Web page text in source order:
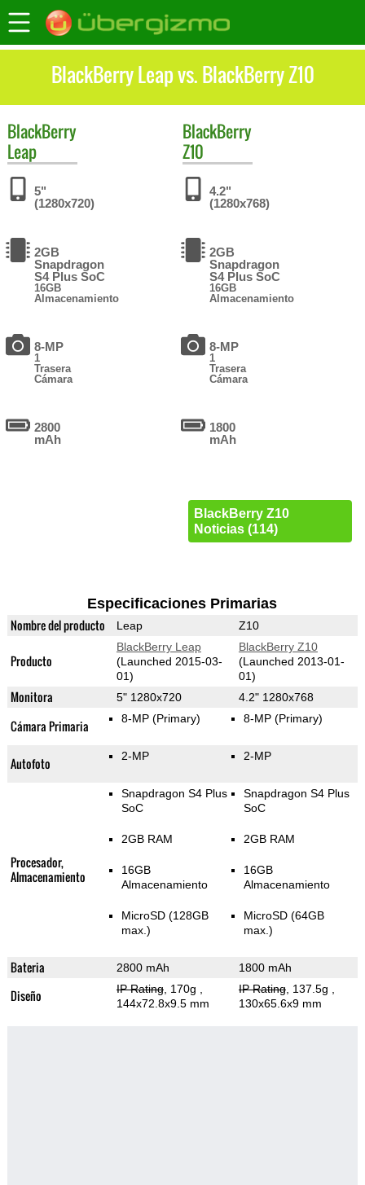
BlackBerry Leap vs. BlackBerry Z10
BlackBerry
Leap
5"
(1280x720)
2GB
Snapdragon
S4 Plus SoC
16GB
Almacenamiento
8-MP
1
Trasera
Cámara
2800
mAh
BlackBerry
Z10
4.2"
(1280x768)
2GB
Snapdragon
S4 Plus SoC
16GB
Almacenamiento
8-MP
1
Trasera
Cámara
1800
mAh
BlackBerry Z10
Noticias (114)
Especificaciones Primarias
Nombre del producto Leap Z10
Producto
BlackBerry Leap
(Launched 2015-03-
01)
BlackBerry Z10
(Launched 2013-01-
01)
Monitora 5" 1280x720 4.2" 1280x768
Cámara Primaria 8-MP (Primary) 8-MP (Primary)
Autofoto 2-MP 2-MP
Procesador,
Almacenamiento
Snapdragon S4 Plus
SoC
2GB RAM
16GB
Almacenamiento
MicroSD (128GB
max.)
Snapdragon S4 Plus
SoC
2GB RAM
16GB
Almacenamiento
MicroSD (64GB
max.)
Bateria 2800 mAh 1800 mAh
Diseño IP Rating, 170g
144x72.8x9.5 mm
IP Rating, 137.5g
130x65.6x9 mm